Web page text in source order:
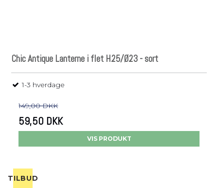
Chic Antique Lanterne i flet H25/Ø23 - sort
1-3 hverdage
149,00 DKK
59,50 DKK
VIS PRODUKT
TILBUD